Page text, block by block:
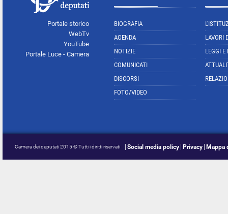
Portale storico
WebTv
YouTube
Portale Luce - Camera
BIOGRAFIA
AGENDA
NOTIZIE
COMUNICATI
DISCORSI
FOTO/VIDEO
LAVORI
LEGGI E
Camera dei deputati 2015 © Tutti i diritti riservati Social media policy Privacy Mappa